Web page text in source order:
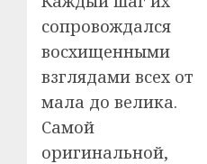
сопровождался
восхищенными
взглядами всех от
мала до велика.
Самой
оригинальной,